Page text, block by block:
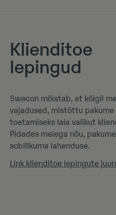
Klienditoe
lepingud
Swecon mõistab, et kõigil
vajadused, mistõttu
toetamiseks laia valikut
Pidades meiega nõu,
sobilikuma lahenduse.
Link klienditoe lepingute